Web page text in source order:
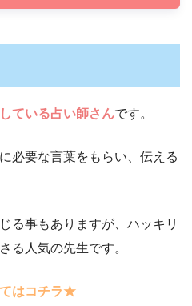
ている占い師さんです。
必要な言葉をもらい、伝える
る事もありますが、ハッキリ
る人気の先生です。
はコチラ★